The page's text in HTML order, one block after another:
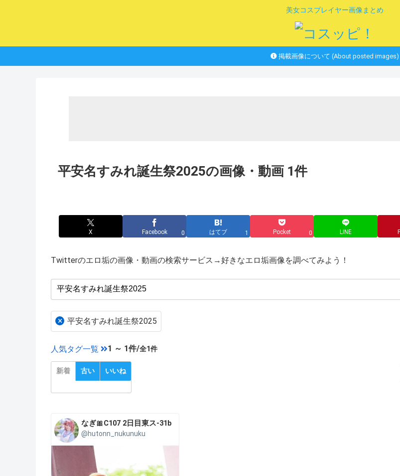
美女コスプレイヤー画像まとめ
掲載画像について (About posted images)
平安名すみれ誕生祭2025の画像・動画 1件
X Facebook 0 はてブ 1 Pocket 0 LINE
Twitterのエロ垢の画像・動画の検索サービス→好きなエロ垢画像を調べてみよう！
× 平安名すみれ誕生祭2025
人気タグ一覧 1 ～ 1件/全1件
新着 古い いいね
なぎ🎀C107 2日目東ス-31b
@hutonn_nukunuku